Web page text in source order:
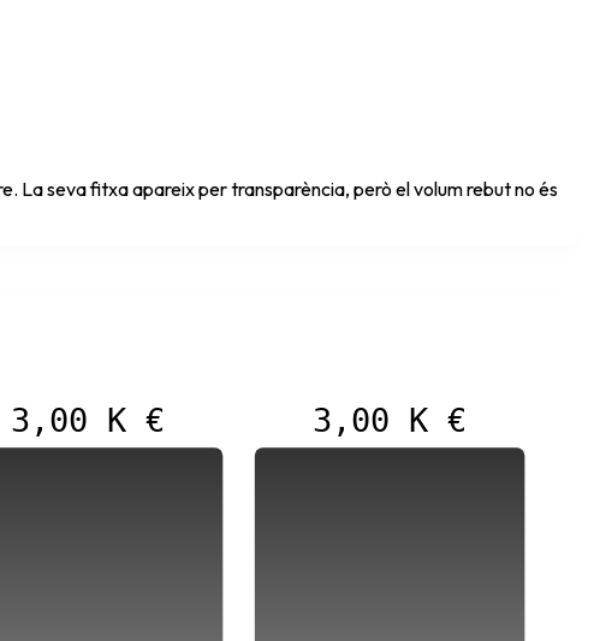
La seva fitxa apareix per transparència, però el volum rebut no és
3,00 K € 3,00 K €